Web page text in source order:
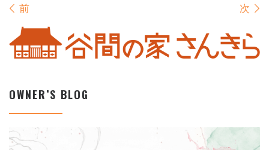
画像ナビゲーション
前 次
OWNER’S BLOG